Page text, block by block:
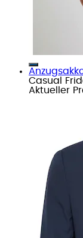
Casual
Aktueller